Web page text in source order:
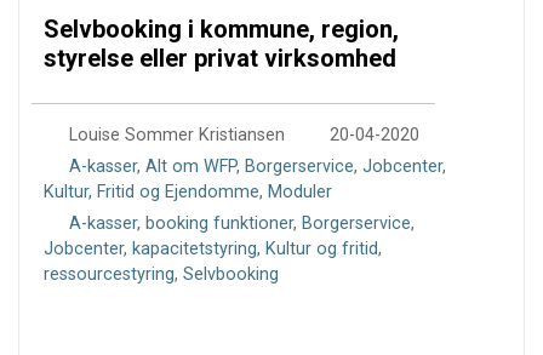
Selvbooking i kommune, region,
styrelse eller privat virksomhed
Louise Sommer Kristiansen
20-04-2020
A-kasser, Alt om WFP, Borgerservice, Jobcenter,
Kultur, Fritid og Ejendomme, Moduler
A-kasser, booking funktioner, Borgerservice,
Jobcenter, kapacitetstyring, Kultur og fritid,
ressourcestyring, Selvbooking